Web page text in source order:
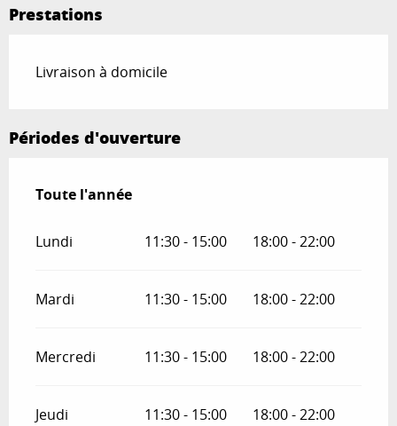
Prestations
Livraison à domicile
Périodes d'ouverture
Toute l'année
Toute l'année
Lundi 11:30 - 15:00 18:00 - 22:00
Mardi 11:30 - 15:00 18:00 - 22:00
Mercredi 11:30 - 15:00 18:00 - 22:00
Jeudi 11:30 - 15:00 18:00 - 22:00